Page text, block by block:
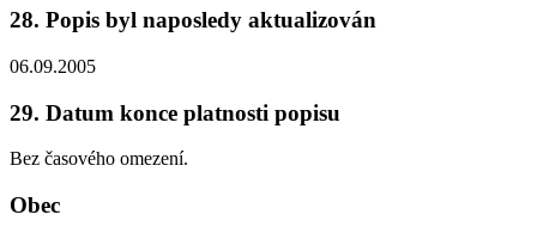
28. Popis byl naposledy aktualizován
06.09.2005
29. Datum konce platnosti popisu
Bez časového omezení.
Obec